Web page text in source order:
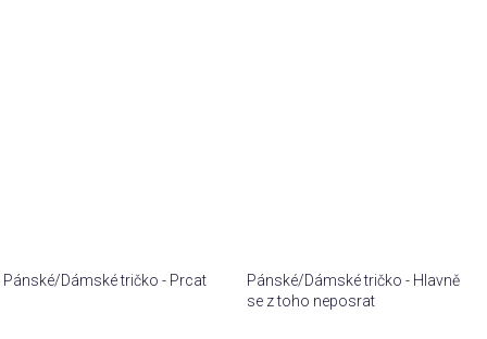
Pánské/Dámské tričko - Prcat
Pánské/Dámské tričko - Hlavně
se z toho neposrat